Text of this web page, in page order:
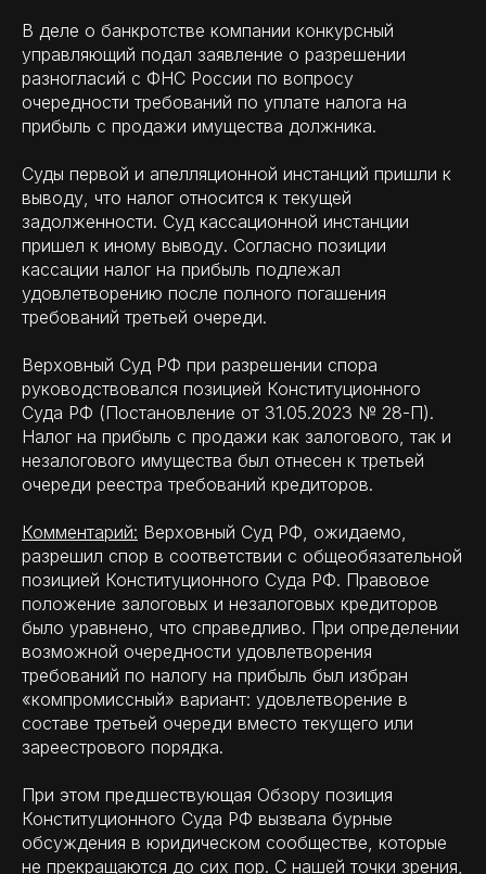
В деле о банкротстве компании конкурсный
управляющий подал заявление о разрешении
разногласий с ФНС России по вопросу
очередности требований по уплате налога на
прибыль с продажи имущества должника.
Суды первой и апелляционной инстанций пришли к
выводу, что налог относится к текущей
задолженности. Суд кассационной инстанции
пришел к иному выводу. Согласно позиции
кассации налог на прибыль подлежал
удовлетворению после полного погашения
требований третьей очереди.
Верховный Суд РФ при разрешении спора
руководствовался позицией Конституционного
Суда РФ (Постановление от 31.05.2023 № 28-П).
Налог на прибыль с продажи как залогового, так и
незалогового имущества был отнесен к третьей
очереди реестра требований кредиторов.
Комментарий: Верховный Суд РФ, ожидаемо,
разрешил спор в соответствии с общеобязательной
позицией Конституционного Суда РФ. Правовое
положение залоговых и незалоговых кредиторов
было уравнено, что справедливо. При определении
возможной очередности удовлетворения
требований по налогу на прибыль был избран
«компромиссный» вариант: удовлетворение в
составе третьей очереди вместо текущего или
зареестрового порядка.
При этом предшествующая Обзору позиция
Конституционного Суда РФ вызвала бурные
обсуждения в юридическом сообществе, которые
не прекращаются до сих пор. С нашей точки зрения,